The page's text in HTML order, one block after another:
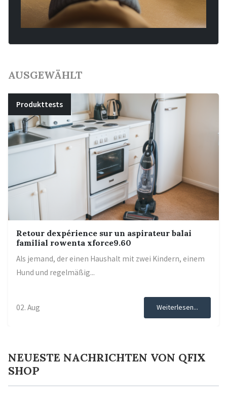
AUSGEWÄHLT
Produkttests
Retour dexpérience sur un aspirateur balai
familial rowenta xforce9.60
Als jemand, der einen Haushalt mit zwei Kindern, einem
Hund und regelmäßig...
02. Aug Weiterlesen...
NEUESTE NACHRICHTEN VON QFIX
SHOP